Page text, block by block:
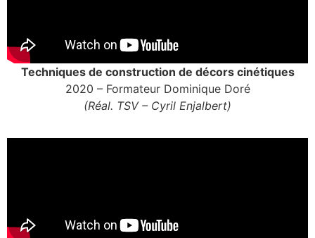
Techniques de construction de décors cinétiques
2020 – Formateur Dominique Doré
(Réal. TSV – Cyril Enjalbert)